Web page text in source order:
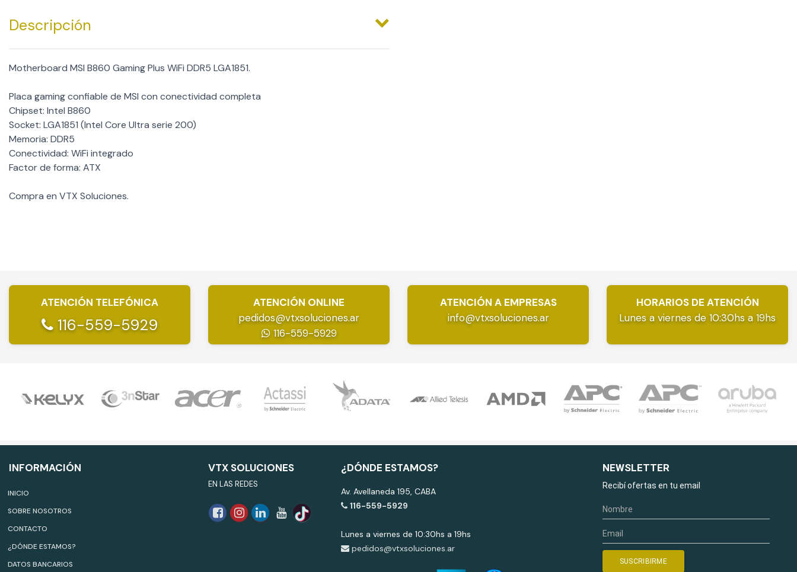
Descripción
Motherboard MSI B860 Gaming Plus WiFi DDR5 LGA1851.
Placa gaming confiable de MSI con conectividad completa
Chipset: Intel B860
Socket: LGA1851 (Intel Core Ultra serie 200)
Memoria: DDR5
Conectividad: WiFi integrado
Factor de forma: ATX
Compra en VTX Soluciones.
ATENCIÓN TELEFÓNICA
116-559-5929
ATENCIÓN ONLINE
pedidos@vtxsoluciones.ar
116-559-5929
ATENCIÓN A EMPRESAS
info@vtxsoluciones.ar
HORARIOS DE ATENCIÓN
Lunes a viernes de 10:30hs a 19hs
INFORMACIÓN
INICIO
SOBRE NOSOTROS
CONTACTO
¿DÓNDE ESTAMOS?
DATOS BANCARIOS
VTX SOLUCIONES
EN LAS REDES
¿DÓNDE ESTAMOS?
Av. Avellaneda 195, CABA
116-559-5929
Lunes a viernes de 10:30hs a 19hs
pedidos@vtxsoluciones.ar
NEWSLETTER
Recibí ofertas en tu email